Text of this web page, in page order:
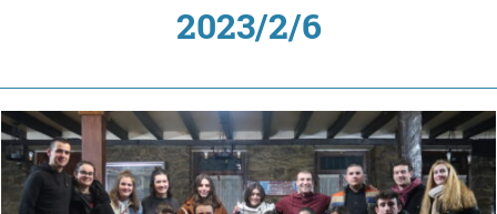
2023/2/6